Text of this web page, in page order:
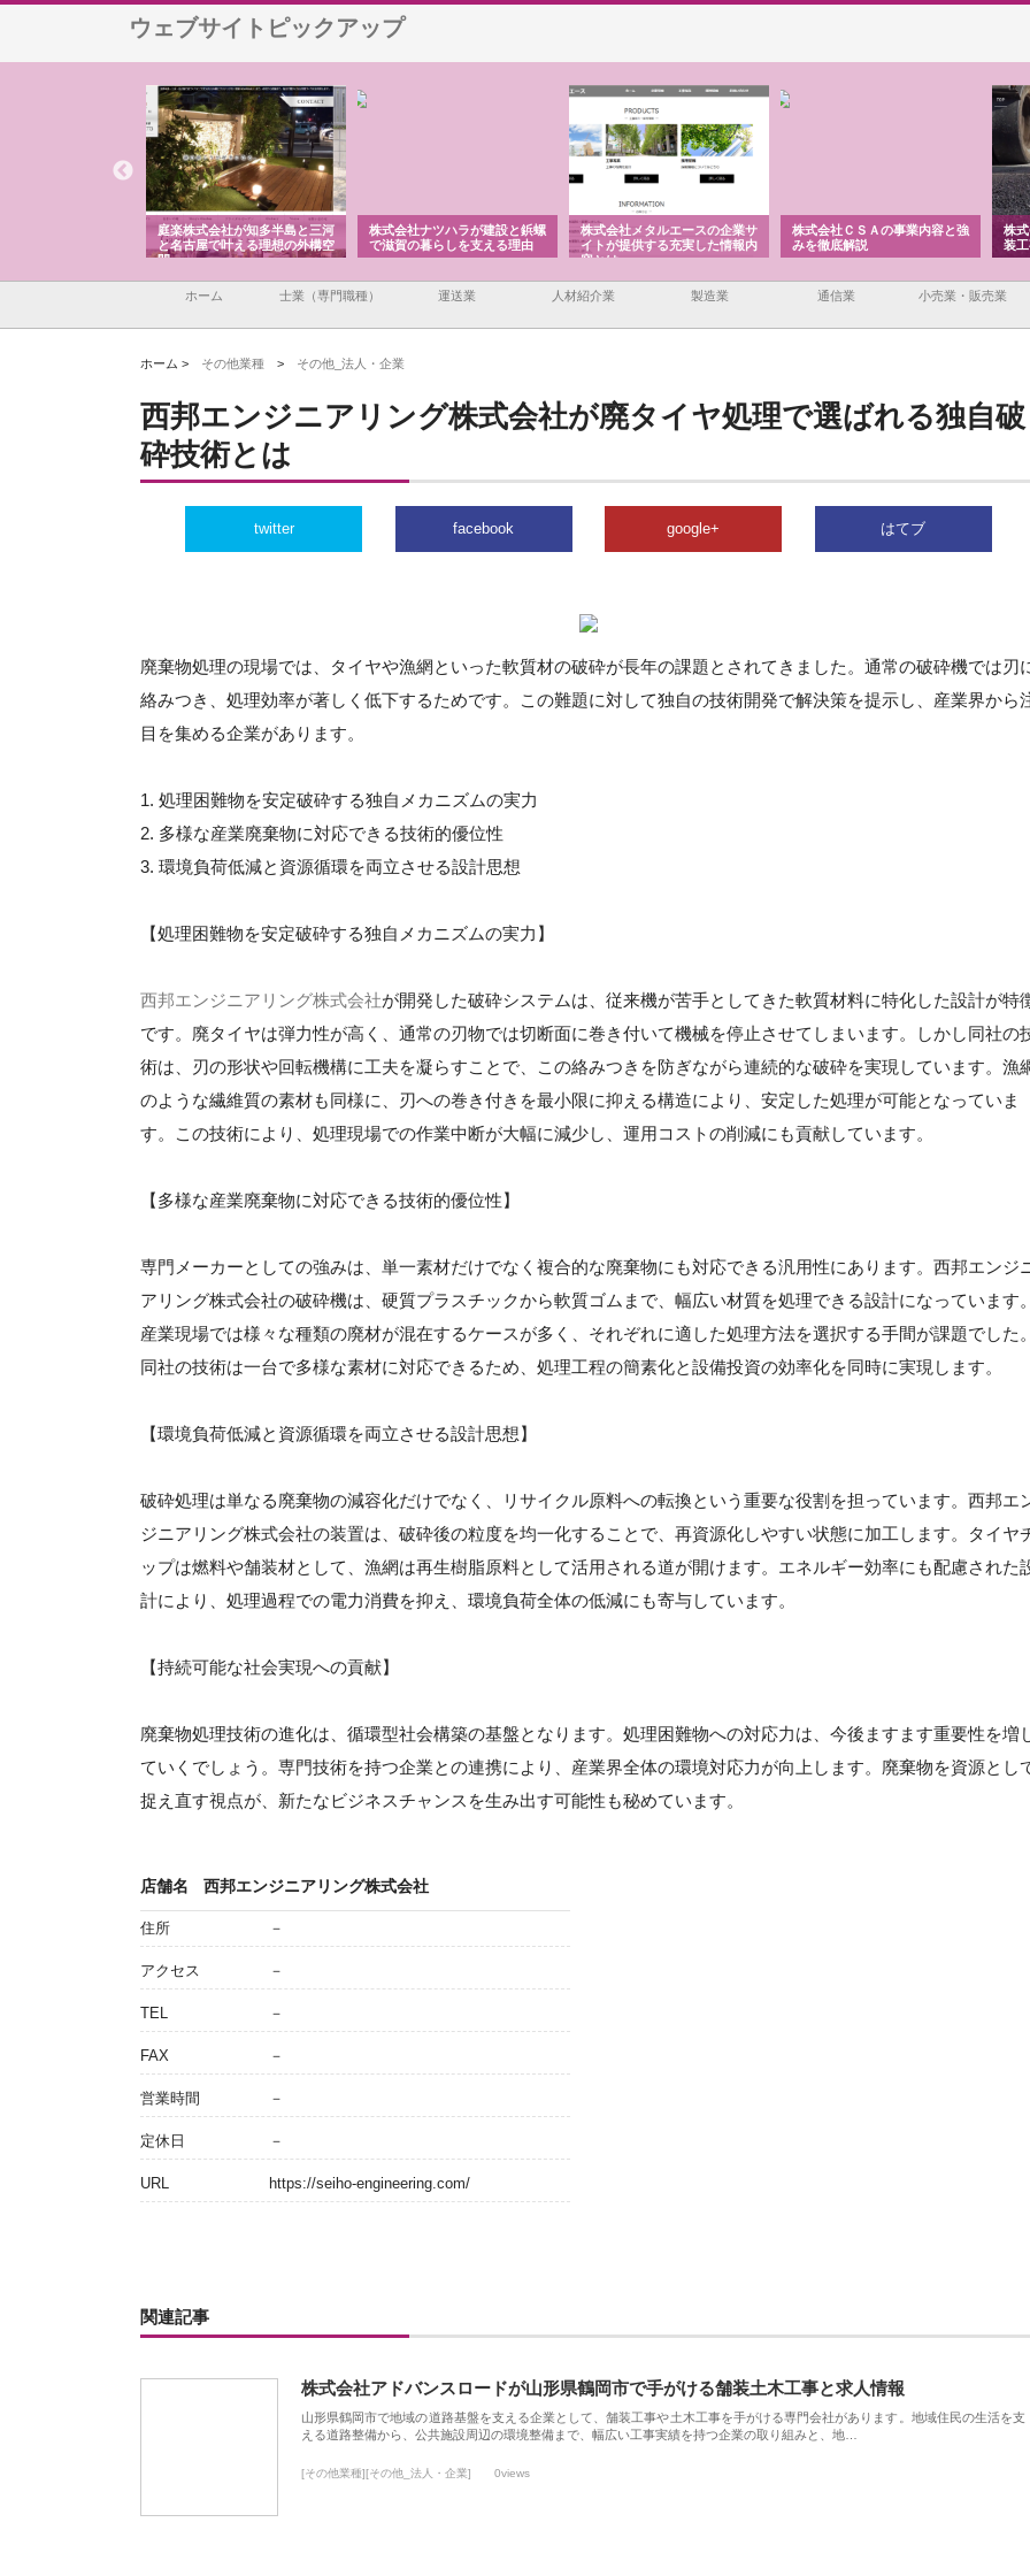
ウェブサイトピックアップ
庭楽株式会社が知多半島と三河
と名古屋で叶える理想の外構空
間
株式会社ナツハラが建設と鋲螺
で滋賀の暮らしを支える理由
株式会社メタルエースの企業サ
イトが提供する充実した情報内
容とは
株式会社ＣＳＡの事業内容と強
みを徹底解説
株
装
ホーム 士業（専門職種） 運送業 人材紹介業 製造業 通信業 小売業・販売業
ホーム > その他業種 > その他_法人・企業
西邦エンジニアリング株式会社が廃タイヤ処理で選ばれる独自破
砕技術とは
twitter facebook google+ はてブ
廃棄物処理の現場では、タイヤや漁網といった軟質材の破砕が長年の課題とされてきました。通常の破砕機では刃
絡みつき、処理効率が著しく低下するためです。この難題に対して独自の技術開発で解決策を提示し、産業界から
目を集める企業があります。
1. 処理困難物を安定破砕する独自メカニズムの実力
2. 多様な産業廃棄物に対応できる技術的優位性
3. 環境負荷低減と資源循環を両立させる設計思想
【処理困難物を安定破砕する独自メカニズムの実力】
西邦エンジニアリング株式会社が開発した破砕システムは、従来機が苦手としてきた軟質材料に特化した設計が特
です。廃タイヤは弾力性が高く、通常の刃物では切断面に巻き付いて機械を停止させてしまいます。しかし同社の
術は、刃の形状や回転機構に工夫を凝らすことで、この絡みつきを防ぎながら連続的な破砕を実現しています。漁
のような繊維質の素材も同様に、刃への巻き付きを最小限に抑える構造により、安定した処理が可能となっていま
す。この技術により、処理現場での作業中断が大幅に減少し、運用コストの削減にも貢献しています。
【多様な産業廃棄物に対応できる技術的優位性】
専門メーカーとしての強みは、単一素材だけでなく複合的な廃棄物にも対応できる汎用性にあります。西邦エンジ
アリング株式会社の破砕機は、硬質プラスチックから軟質ゴムまで、幅広い材質を処理できる設計になっています。
産業現場では様々な種類の廃材が混在するケースが多く、それぞれに適した処理方法を選択する手間が課題でした。
同社の技術は一台で多様な素材に対応できるため、処理工程の簡素化と設備投資の効率化を同時に実現します。
【環境負荷低減と資源循環を両立させる設計思想】
破砕処理は単なる廃棄物の減容化だけでなく、リサイクル原料への転換という重要な役割を担っています。西邦エ
ジニアリング株式会社の装置は、破砕後の粒度を均一化することで、再資源化しやすい状態に加工します。タイヤ
ップは燃料や舗装材として、漁網は再生樹脂原料として活用される道が開けます。エネルギー効率にも配慮された
計により、処理過程での電力消費を抑え、環境負荷全体の低減にも寄与しています。
【持続可能な社会実現への貢献】
廃棄物処理技術の進化は、循環型社会構築の基盤となります。処理困難物への対応力は、今後ますます重要性を増
ていくでしょう。専門技術を持つ企業との連携により、産業界全体の環境対応力が向上します。廃棄物を資源とし
捉え直す視点が、新たなビジネスチャンスを生み出す可能性も秘めています。
店舗名 西邦エンジニアリング株式会社
住所 －
アクセス －
TEL －
FAX －
営業時間 －
定休日 －
URL https://seiho-engineering.com/
関連記事
株式会社アドバンスロードが山形県鶴岡市で手がける舗装土木工事と求人情報
山形県鶴岡市で地域の道路基盤を支える企業として、舗装工事や土木工事を手がける専門会社があります。地域住民の生活を支
える道路整備から、公共施設周辺の環境整備まで、幅広い工事実績を持つ企業の取り組みと、地…
[その他業種][その他_法人・企業] 0views